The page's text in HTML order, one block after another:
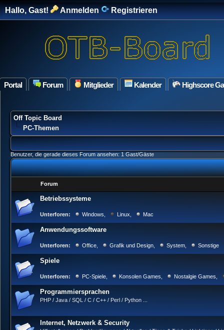
Hallo, Gast! Anmelden Registrieren
Portal Forum Mitglieder Kalender Highscore
Off Topic Board
PC-Themen
Benutzer, die gerade dieses Forum ansehen: 1 Gast/Gäste
Forum
Betriebssysteme
Unterforen: Windows Linux Mac
Anwendungssoftware
Unterforen: Office Grafik und Design System Sonstige
Spiele
Unterforen: PC-Spiele Konsolen Games Nostalgie Games
Programmiersprachen
PHP / Java / SQL / C / C++ / Perl / Python ...
Internet, Netzwerk & Security